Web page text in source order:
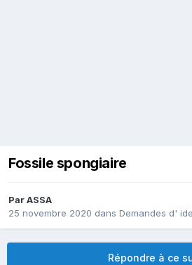
Fossile spongiaire
ParASSA
25 novembre 2020 dans Demandes d'
Répondre à ce